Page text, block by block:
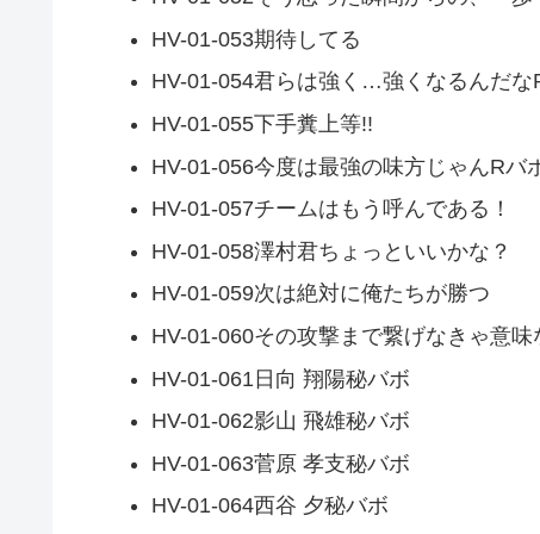
HV-01-053期待してる
HV-01-054君らは強く…強くなるんだな
HV-01-055下手糞上等!!
HV-01-056今度は最強の味方じゃんRバ
HV-01-057チームはもう呼んである！
HV-01-058澤村君ちょっといいかな？
HV-01-059次は絶対に俺たちが勝つ
HV-01-060その攻撃まで繋げなきゃ意
HV-01-061日向 翔陽秘バボ
HV-01-062影山 飛雄秘バボ
HV-01-063菅原 孝支秘バボ
HV-01-064西谷 夕秘バボ